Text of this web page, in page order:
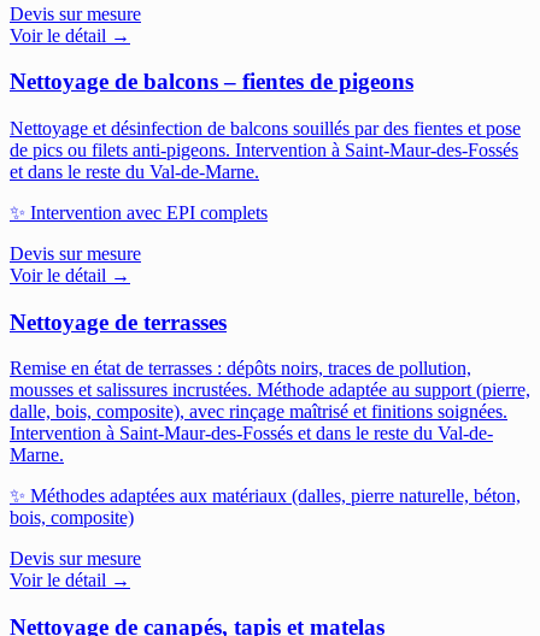
Devis sur mesure
Voir le détail →
Nettoyage de balcons – fientes de pigeons
Nettoyage et désinfection de balcons souillés par des fientes et pose
de pics ou filets anti-pigeons. Intervention à Saint-Maur-des-Fossés
et dans le reste du Val-de-Marne.
✨ Intervention avec EPI complets
Devis sur mesure
Voir le détail →
Nettoyage de terrasses
Remise en état de terrasses : dépôts noirs, traces de pollution,
mousses et salissures incrustées. Méthode adaptée au support (pierre,
dalle, bois, composite), avec rinçage maîtrisé et finitions soignées.
Intervention à Saint-Maur-des-Fossés et dans le reste du Val-de-
Marne.
✨ Méthodes adaptées aux matériaux (dalles, pierre naturelle, béton,
bois, composite)
Devis sur mesure
Voir le détail →
Nettoyage de canapés, tapis et matelas